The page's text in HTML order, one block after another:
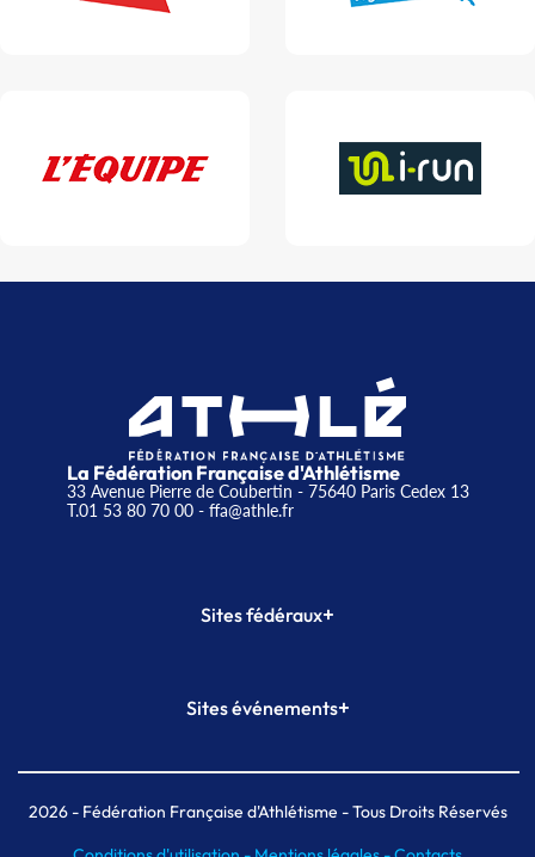
La Fédération Française d'Athlétisme
33 Avenue Pierre de Coubertin - 75640 Paris Cedex 13
T.01 53 80 70 00- ffa@athle.fr
Sites fédéraux+
Plateforme Formation
Sites événements+
Meeting de Paris indoor
MAIF Ekiden de Paris
2026- Fédération Française d'Athlétisme - Tous Droits Réservés